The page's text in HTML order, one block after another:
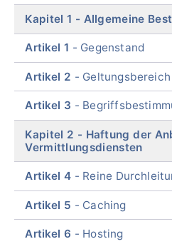
Kapitel 1 Allgemeine
Artikel 1 Gegenstand
Artikel 2 Geltungsbereich
Artikel 3
Kapitel 2
Haftung der
Vermittlungsdiensten
Artikel 4 Reine
Artikel 5 Caching
Artikel 6 Hosting